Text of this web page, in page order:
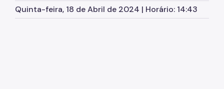
Quinta-feira, 18 de Abril de 2024 | Horário: 14:43